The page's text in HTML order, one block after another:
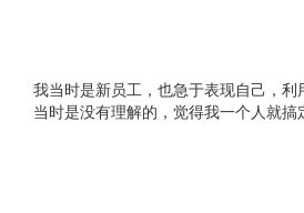
我当时是新员工，也急于表现自己，
当时是没有理解的，觉得我一个人就